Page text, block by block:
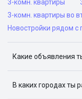
3-комн. квартиры
3-комн. квартиры во
Новостройки рядом с
Какие объявления
объявлений:
Авито,
В каких городах ты